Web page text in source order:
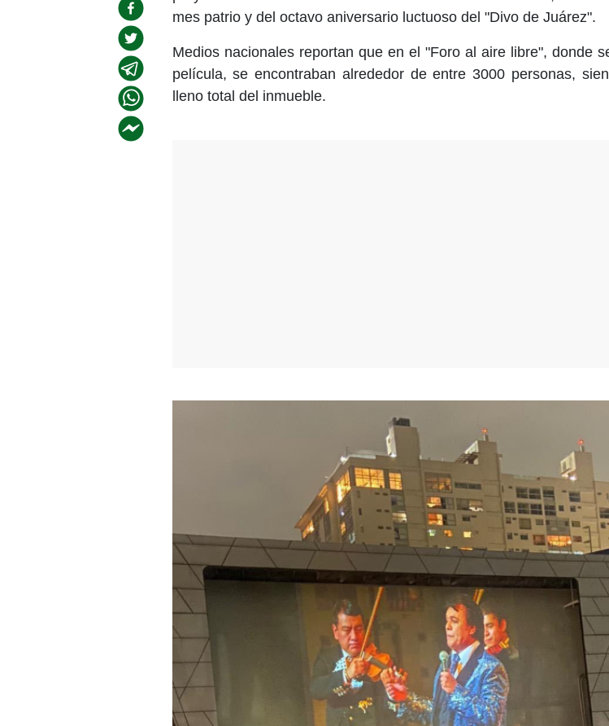
mes patrio y del octavo aniversario luctuoso del "Divo de Juárez".
Medios nacionales reportan que en el "Foro al aire libre", donde
película, se encontraban alrededor de entre 3000 personas,
lleno total del inmueble.